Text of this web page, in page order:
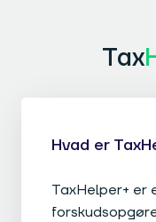
Tax
Hvad er
TaxHelper+ er